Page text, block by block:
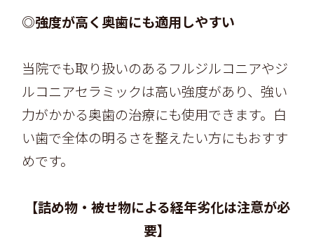
◎強度が高く奥歯にも適用しやすい
当院でも取り扱いのあるフルジルコニアやジ
ルコニアセラミックは高い強度があり、強い
力がかかる奥歯の治療にも使用できます。白
い歯で全体の明るさを整えたい方にもおすす
めです。
【詰め物・被せ物による経年劣化は注意が必
要】